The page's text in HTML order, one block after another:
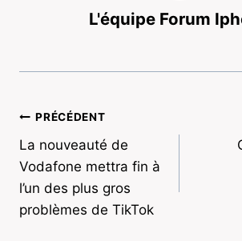
L'équipe Forum
Navigation
de
l’article
PRÉCÉDENT
La nouveauté de
Vodafone mettra fin à
l’un des plus gros
problèmes de TikTok